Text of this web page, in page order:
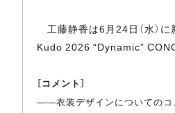
工藤静香は6月24日（水）に
Kudo 2026 “Dynamic”
［コメント］
――衣装デザインについてのコ